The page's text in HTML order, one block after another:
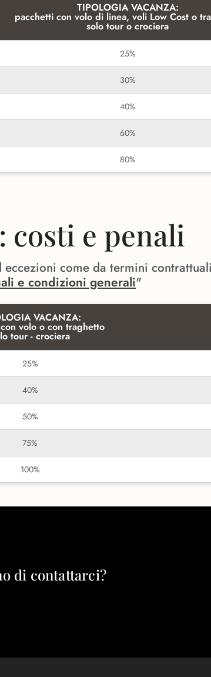
TIPOLOGIA VACANZA:
pacchetti con volo di linea, voli Low Cost o
solo tour o crociera
25%
30%
40%
60%
80%
costi e penali
come da termini contrattuali
e condizioni generali"
VACANZA:
volo o con traghetto
tour - crociera
25%
40%
50%
75%
100%
di contattarci?